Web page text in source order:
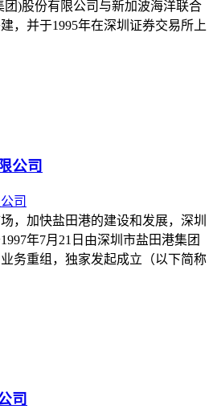
团)股份有限公司与新加波海洋联合
，并于1995年在深圳证券交易所上
公司
加快盐田港的建设和发展，深圳
年7月21日由深圳市盐田港集团
务重组，独家发起成立（以下简称
司